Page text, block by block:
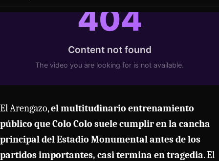
El Arengazo,el multitudinario entrenamiento
público que Colo Colo suele cumplir en la cancha
principal del Estadio Monumental antes de los
partidos importantes, casi termina en tragedia. El